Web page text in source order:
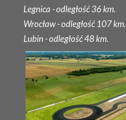
Legnica - odległość 36 km.
Wrocław - odległość 107 km.
Lubin - odległość 48 km.